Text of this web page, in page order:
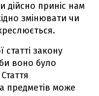
дійсно приніс нам
змінювати чи
закону
воно було
предметів може